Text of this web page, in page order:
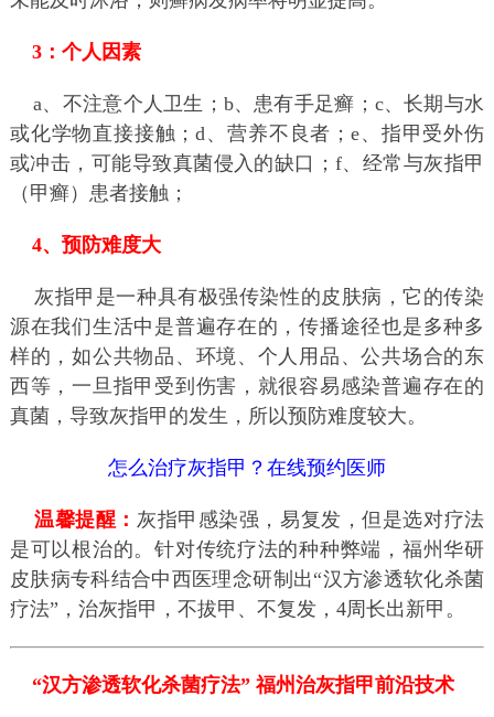
3：个人因素
a、不注意个人卫生；b、患有手足癣；c、长期与水
或化学物直接接触；d、营养不良者；e、指甲受外伤
或冲击，可能导致真菌侵入的缺口；f、经常与灰指甲
（甲癣）患者接触；
4、预防难度大
灰指甲是一种具有极强传染性的皮肤病，它的传染
源在我们生活中是普遍存在的，传播途径也是多种多
样的，如公共物品、环境、个人用品、公共场合的东
西等，一旦指甲受到伤害，就很容易感染普遍存在的
真菌，导致灰指甲的发生，所以预防难度较大。
怎么治疗灰指甲？在线预约医师
温馨提醒： 灰指甲感染强，易复发，但是选对疗法
是可以根治的。针对传统疗法的种种弊端，福州华研
皮肤病专科结合中西医理念研制出“汉方渗透软化杀菌
疗法”，治灰指甲，不拔甲、不复发，4周长出新甲。
“汉方渗透软化杀菌疗法” 福州治灰指甲前沿技术